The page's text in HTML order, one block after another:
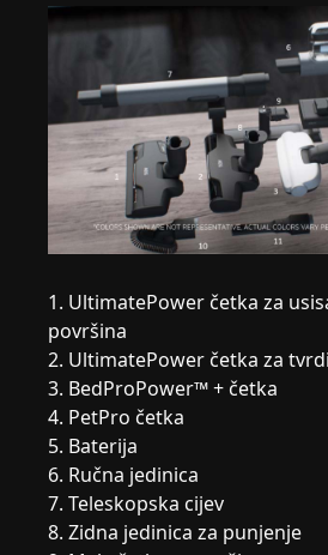
1. UltimatePower četka za
površina
2. UltimatePower četka za
3. BedProPower™ + četka
4. PetPro četka
5. Baterija
6. Ručna jedinica
7. Teleskopska cijev
8. Zidna jedinica za punjenje